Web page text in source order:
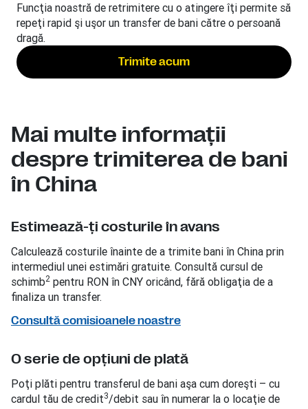
Funcţia noastră de retrimitere cu o atingere îţi permite să
repeţi rapid şi uşor un transfer de bani către o persoană
dragă.
Trimite acum
Mai multe informaţii
despre trimiterea de bani
în China
Estimează-ţi costurile în avans
Calculează costurile înainte de a trimite bani în China prin
intermediul unei estimări gratuite. Consultă cursul de
schimb2 pentru RON în CNY oricând, fără obligaţia de a
finaliza un transfer.
Consultă comisioanele noastre
O serie de opţiuni de plată
Poţi plăti pentru transferul de bani aşa cum doreşti – cu
cardul tău de credit3/debit sau în numerar la o locaţie de